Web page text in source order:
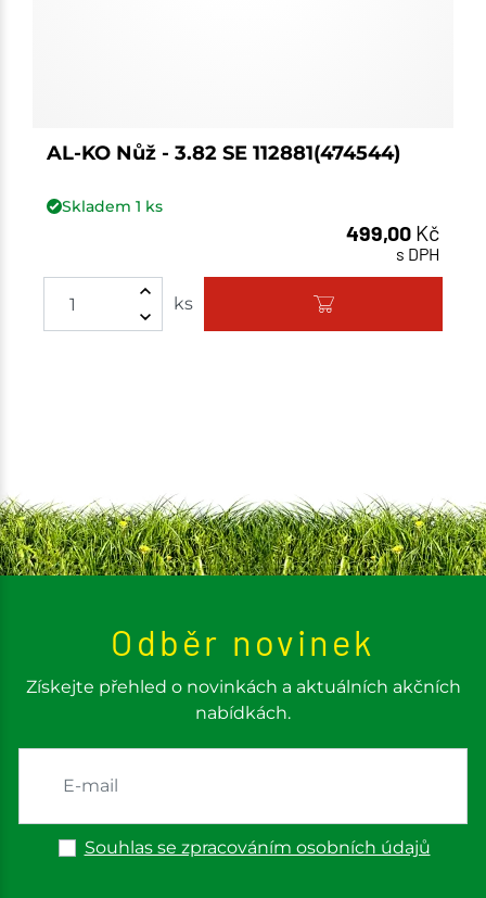
AL-KO Nůž - 3.82 SE 112881(474544)
Skladem 1 ks
499,00 Kč
s DPH
ks Množství
Odběr novinek
Získejte přehled o novinkách a aktuálních akčních
nabídkách.
Souhlas se zpracováním osobních údajů